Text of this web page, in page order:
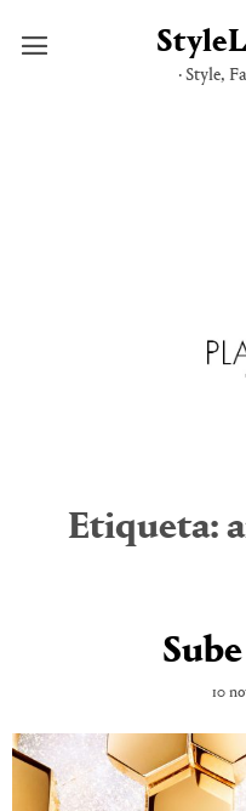
· Style,
Etiqueta:
10